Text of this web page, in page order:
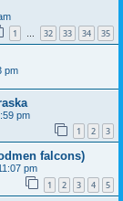
1 32 33 34 35
pm
pm
1 2 3
falcons)
pm
1 2 3 4 5